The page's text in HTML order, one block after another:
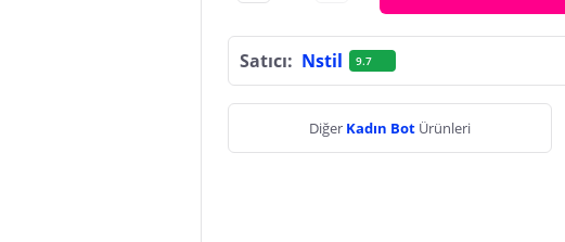
Satıcı: Nstil 9.7
Diğer Kadın Bot Ürünleri